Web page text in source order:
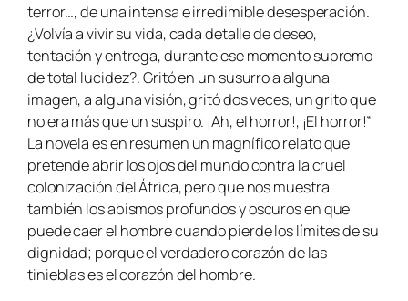
terror…, de una intensa e irredimible desesperación.
¿Volvía a vivir su vida, cada detalle de deseo,
tentación y entrega, durante ese momento supremo
de total lucidez?. Gritó en un susurro a alguna
imagen, a alguna visión, gritó dos veces, un grito que
no era más que un suspiro. ¡Ah, el horror!, ¡El horror!”
La novela es en resumen un magnífico relato que
pretende abrir los ojos del mundo contra la cruel
colonización del África, pero que nos muestra
también los abismos profundos y oscuros en que
puede caer el hombre cuando pierde los límites de su
dignidad; porque el verdadero corazón de las
tinieblas es el corazón del hombre.